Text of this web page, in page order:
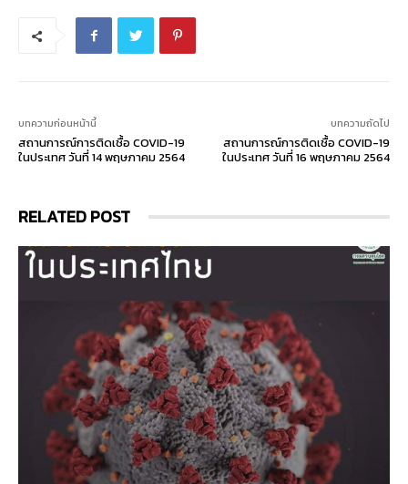
บทความก่อนหน้านี้
สถานการณ์การติดเชื้อ COVID-19
ในประเทศ วันที่ 14 พฤษภาคม 2564
บทความถัดไป
สถานการณ์การติดเชื้อ COVID-19
ในประเทศ วันที่ 16 พฤษภาคม 2564
RELATED POST